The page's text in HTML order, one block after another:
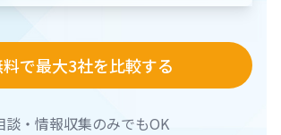
料で最大3社を比較する
談・情報収集のみでもOK